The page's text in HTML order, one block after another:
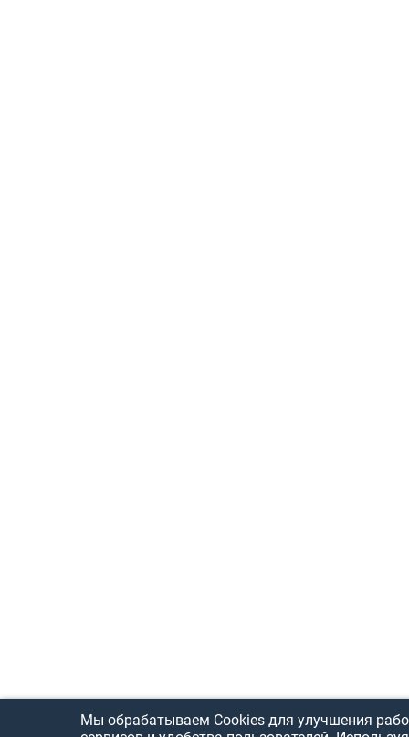
Мы обрабатываем Cookies для улучшения